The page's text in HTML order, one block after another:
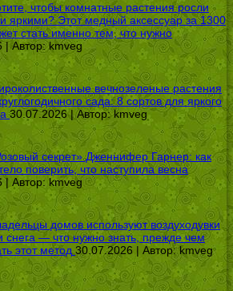
чтобы комнатные растения росли
яркими? Этот медный аксессуар за 1300
стать именно тем, что нужно
| Автор:kmveg
вечнозеленые растения
сада: 8 сортов для яркого
30.07.2026 | Автор:kmveg
секрет» Дженнифер Гарнер: как
поверить, что наступила весна
| Автор: kmveg
домов используют воздуходувки
снега — что нужно знать, прежде чем
этот метод 30.07.2026 | Автор:kmveg